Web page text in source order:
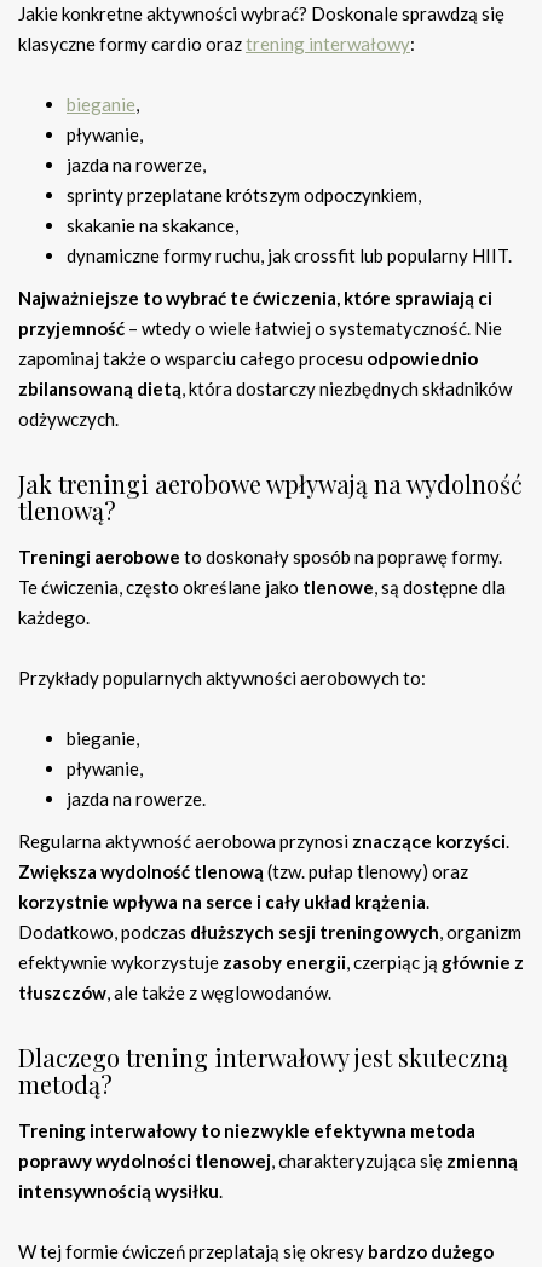
Jakie konkretne aktywności wybrać? Doskonale sprawdzą się
klasyczne formy cardio oraztrening interwałowy:
bieganie,
pływanie,
jazda na rowerze,
sprinty przeplatane krótszym odpoczynkiem,
skakanie na skakance,
dynamiczne formy ruchu, jak crossfit lub popularny HIIT.
Najważniejsze to wybrać te ćwiczenia, które sprawiają ci
przyjemność – wtedy o wiele łatwiej o systematyczność. Nie
zapominaj także o wsparciu całego procesu odpowiednio
zbilansowaną dietą, która dostarczy niezbędnych składników
odżywczych.
Jak treningi aerobowe wpływają na wydolność
tlenową?
Treningi aerobowe to doskonały sposób na poprawę formy.
Te ćwiczenia, często określane jako tlenowe, są dostępne dla
każdego.
Przykłady popularnych aktywności aerobowych to:
bieganie,
pływanie,
jazda na rowerze.
Regularna aktywność aerobowa przynosi znaczące korzyści.
Zwiększa wydolność tlenową (tzw. pułap tlenowy) oraz
korzystnie wpływa na serce i cały układ krążenia.
Dodatkowo, podczas dłuższych sesji treningowych, organizm
efektywnie wykorzystuje zasoby energii, czerpiąc ją głównie z
tłuszczów, ale także z węglowodanów.
Dlaczego trening interwałowy jest skuteczną
metodą?
Trening interwałowy to niezwykle efektywna metoda
poprawy wydolności tlenowej, charakteryzująca się zmienną
intensywnością wysiłku.
W tej formie ćwiczeń przeplatają się okresy bardzo dużego